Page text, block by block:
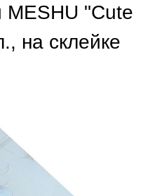
MESHU "Сute
на склейке